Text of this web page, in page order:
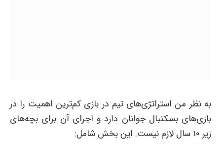
به نظر من استراتژی‌های تیم در بازی کم‌ترین اهمیت را در
بازی‌های بسکتبال جوانان دارد و اجرای آن برای بچه‌های
زیر ۱۰ سال لازم نیست. این بخش شامل: